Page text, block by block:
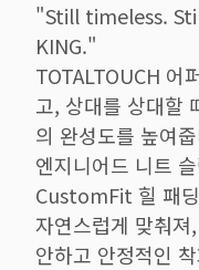
"Still timeless.
KING."
TOTALTOUCH 어
고, 상대를 상대할
의 완성도를 높여
엔지니어드 니트
CustomFit 힐 패
자연스럽게 맞춰
안하고 안정적인